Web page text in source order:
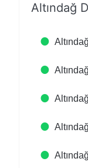
Altındağ